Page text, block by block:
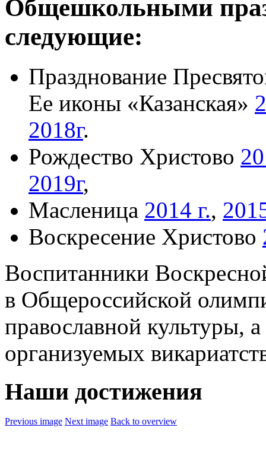
Общешкольными
следующие:
Празднование
Ее иконы «Казанская»
2018г.
Рождество Христово
2019г,
Масленица 2014 г.,
Воскресение Христово
Воспитанники
в Общероссийской
православной культуры,
организуемых
Наши достижения
Previous image Next image Back to overview